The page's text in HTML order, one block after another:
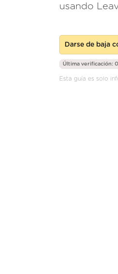
usando
Darse de baja
Última verificación:
Esta guía es solo